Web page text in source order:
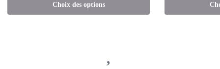
Choix des options